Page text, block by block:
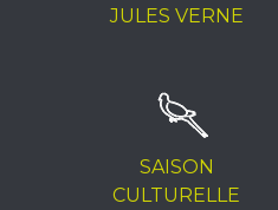
JULES VERNE
SAISON
CULTURELLE